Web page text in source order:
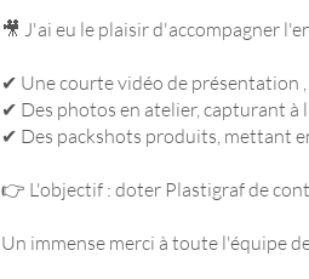
🎥 J'ai eu le plaisir d'accompagner
✔ Une courte vidéo de présentation
✔ Des photos en atelier, capturant à
✔ Des packshots produits, mettant
👉 L'objectif : doter Plastigraf de
Un immense merci à toute l'équipe